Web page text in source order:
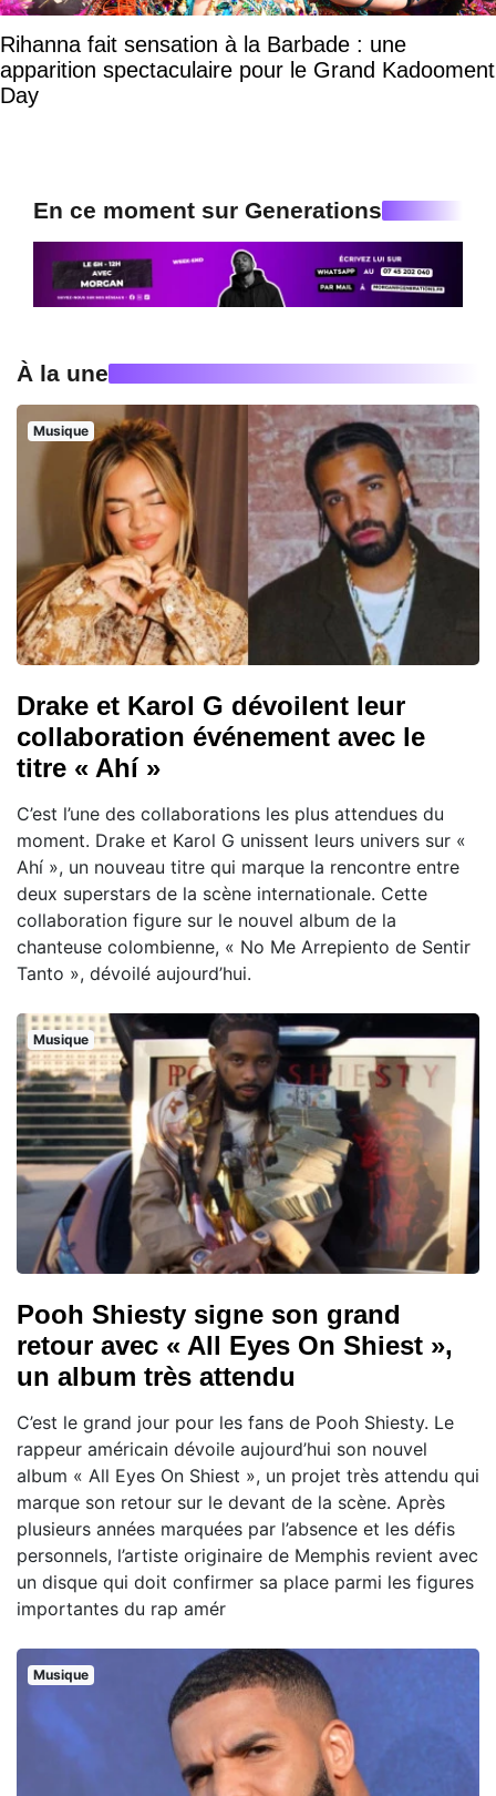
Rihanna fait sensation à la Barbade : une
apparition spectaculaire pour le Grand Kadooment
Day
En ce moment sur Generations
À la une
Musique
Drake et Karol G dévoilent leur
collaboration événement avec le
titre « Ahí »
C’est l’une des collaborations les plus attendues du
moment. Drake et Karol G unissent leurs univers sur «
Ahí », un nouveau titre qui marque la rencontre entre
deux superstars de la scène internationale. Cette
collaboration figure sur le nouvel album de la
chanteuse colombienne, « No Me Arrepiento de Sentir
Tanto », dévoilé aujourd’hui.
Musique
Pooh Shiesty signe son grand
retour avec « All Eyes On Shiest »,
un album très attendu
C’est le grand jour pour les fans de Pooh Shiesty. Le
rappeur américain dévoile aujourd’hui son nouvel
album « All Eyes On Shiest », un projet très attendu qui
marque son retour sur le devant de la scène. Après
plusieurs années marquées par l’absence et les défis
personnels, l’artiste originaire de Memphis revient avec
un disque qui doit confirmer sa place parmi les figures
importantes du rap amér
Musique